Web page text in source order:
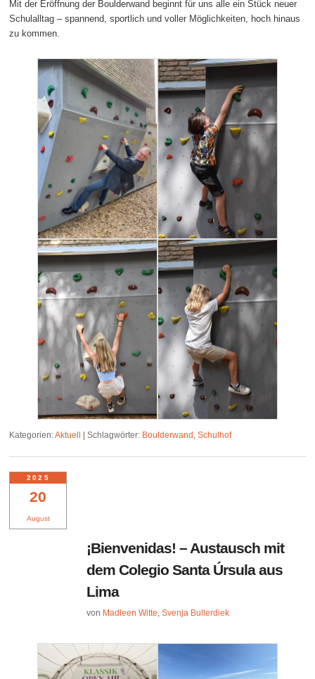
Mit der Eröffnung der Boulderwand beginnt für uns alle ein Stück neuer
Schulalltag – spannend, sportlich und voller Möglichkeiten, hoch hinaus
zu kommen.
Kategorien:Aktuell |Schlagwörter: Boulderwand ,Schulhof
20
August
2025
¡Bienvenidas! – Austausch mit
dem Colegio Santa Úrsula aus
Lima
von Madleen Witte,Svenja Bullerdiek